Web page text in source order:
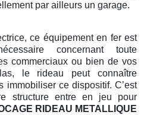
par ailleurs un garage.
ce équipement en fer est
concernant toute
commerciaux ou bien de vos
le rideau peut connaître
immobiliser ce dispositif. C’est
structure entre en jeu pour
RIDEAU METALLIQUE